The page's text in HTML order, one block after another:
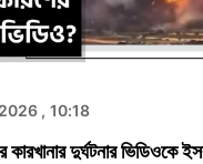
, 10:18
কারখানার দুর্ঘটনার ভিডিওকে